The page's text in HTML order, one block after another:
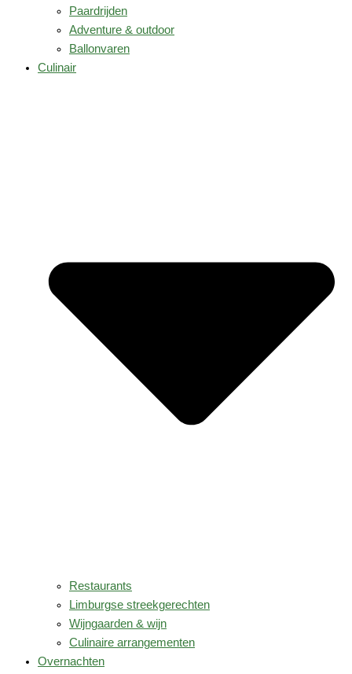
Paardrijden
Adventure & outdoor
Ballonvaren
Culinair
Restaurants
Limburgse streekgerechten
Wijngaarden & wijn
Culinaire arrangementen
Overnachten